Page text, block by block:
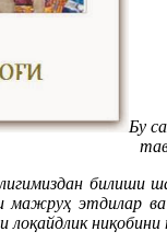
Бу
билиши
этдилар
лоқайдлик